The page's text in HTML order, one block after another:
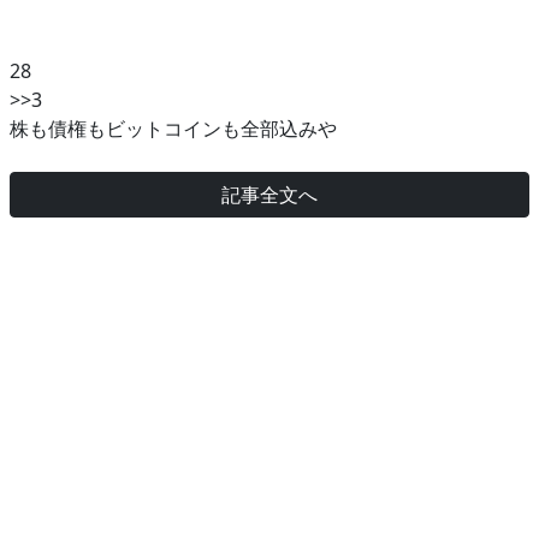
28
>>3
株も債権もビットコインも全部込みや
記事全文へ